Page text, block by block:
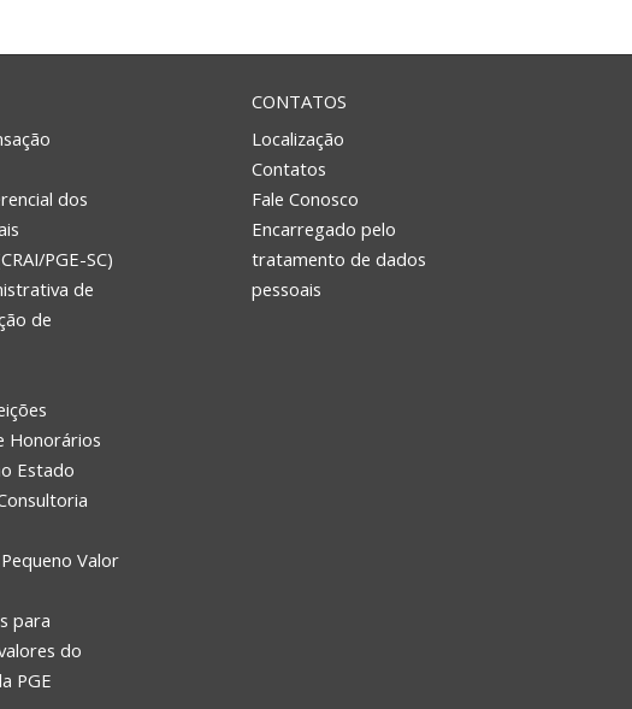
dos
PGE-SC)
de
de
Honorários
Estado
Valor
para
do
PGE
CONTATOS
Localização
Contatos
Fale Conosco
Encarregado pelo
tratamento de dados
pessoais